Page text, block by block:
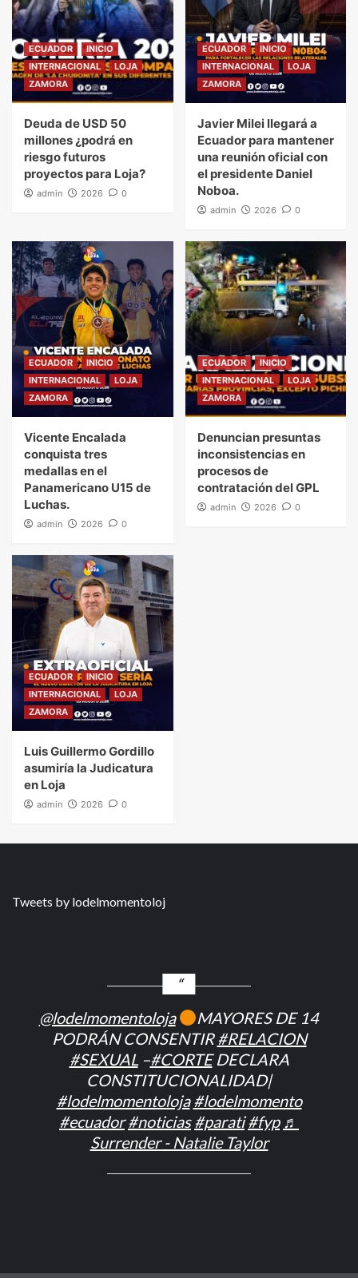
ECUADOR
INICIO
INTERNACIONAL
LOJA
ZAMORA
Deuda de USD 50
millones ¿podrá en
riesgo futuros
proyectos para Loja?
admin 2026 0
ECUADOR
INICIO
INTERNACIONAL
LOJA
ZAMORA
Javier Milei llegará a
Ecuador para mantener
una reunión oficial con
el presidente Daniel
Noboa.
admin 2026 0
ECUADOR
INICIO
INTERNACIONAL
LOJA
ZAMORA
Vicente Encalada
conquista tres
medallas en el
Panamericano U15 de
Luchas.
admin 2026 0
ECUADOR
INICIO
INTERNACIONAL
LOJA
ZAMORA
Denuncian presuntas
inconsistencias en
procesos de
contratación del GPL
admin 2026 0
ECUADOR
INICIO
INTERNACIONAL
LOJA
ZAMORA
Luis Guillermo Gordillo
asumiría la Judicatura
en Loja
admin 2026 0
Tweets by lodelmomentoloj
@lodelmomentoloja
MAYORES DE 14
PODRÁN CONSENTIR#RELACION
#SEXUAL–#CORTEDECLARA
CONSTITUCIONALIDAD|
#lodelmomentoloja #lodelmomento
#ecuador #noticias #parati #fyp ♬
Surrender - Natalie Taylor